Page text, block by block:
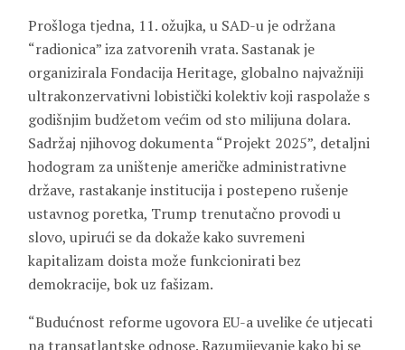
Prošloga tjedna, 11. ožujka, u SAD-u je održana
“radionica” iza zatvorenih vrata. Sastanak je
organizirala Fondacija Heritage, globalno najvažniji
ultrakonzervativni lobistički kolektiv koji raspolaže s
godišnjim budžetom većim od sto milijuna dolara.
Sadržaj njihovog dokumenta “Projekt 2025”, detaljni
hodogram za uništenje američke administrativne
države, rastakanje institucija i postepeno rušenje
ustavnog poretka, Trump trenutačno provodi u
slovo, upirući se da dokaže kako suvremeni
kapitalizam doista može funkcionirati bez
demokracije, bok uz fašizam.
“Budućnost reforme ugovora EU-a uvelike će utjecati
na transatlantske odnose. Razumijevanje kako bi se